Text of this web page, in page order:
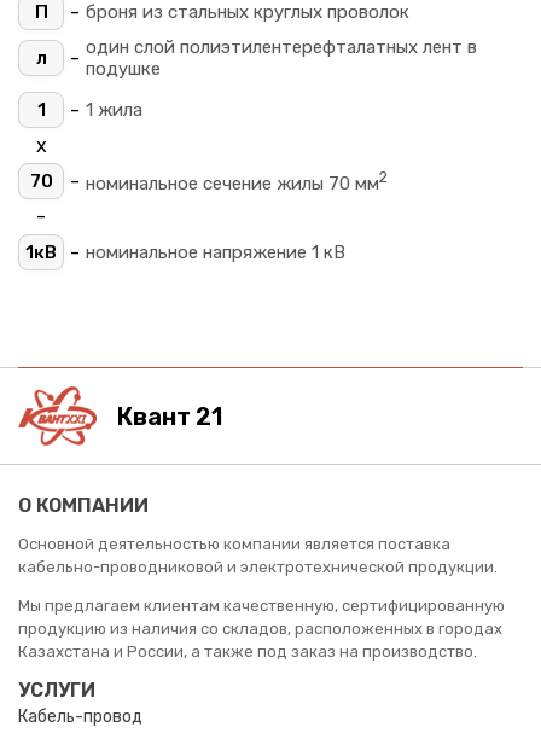
П
- броня из стальных круглых проволок
л - один слой полиэтилентерефталатных лент в
подушке
1
- 1 жила
х
70 - номинальное сечение жилы 70 мм2
-
1кВ - номинальное напряжение 1 кВ
Квант 21
О КОМПАНИИ
Основной деятельностью компании является поставка
кабельно-проводниковой и электротехнической продукции.
Мы предлагаем клиентам качественную, сертифицированную
продукцию из наличия со складов, расположенных в городах
Казахстана и России, а также под заказ на производство.
УСЛУГИ
Кабель-провод